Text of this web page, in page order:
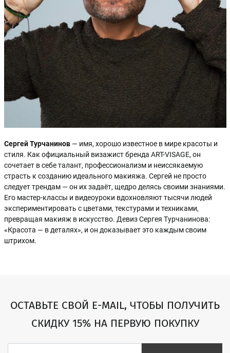
Сергей Турчанинов— имя, хорошо известное в мире красоты и
стиля. Как официальный визажист бренда ART-VISAGE, он
сочетает в себе талант, профессионализм и неиссякаемую
страсть к созданию идеального макияжа. Сергей не просто
следует трендам — он их задаёт, щедро делясь своими знаниями.
Его мастер-классы и видеоуроки вдохновляют тысячи людей
экспериментировать с цветами, текстурами и техниками,
превращая макияж в искусство. Девиз Сергея Турчанинова:
«Красота — в деталях», и он доказывает это каждым своим
штрихом.
ОСТАВЬТЕ СВОЙ E-MAIL, ЧТОБЫ ПОЛУЧИТЬ
СКИДКУ 15% НА ПЕРВУЮ ПОКУПКУ